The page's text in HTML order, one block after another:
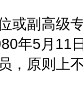
副高级专
年5月11
，原则上